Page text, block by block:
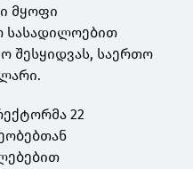
მყოფი
სასადილოებით
შესყიდვას, საერთო
22